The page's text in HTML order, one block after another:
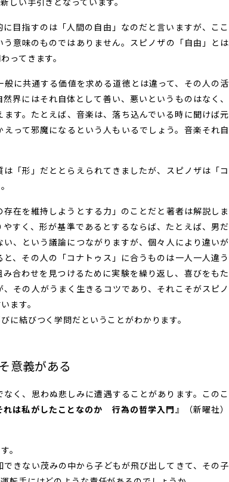
目指すのは「人間の自由」なのだと言いますが、ここ
意味のものではありません。スピノザの「自由」とは
ってきます。
に共通する価値を求める道徳とは違って、その人の活
界にはそれ自体として善い、悪いというものはなく、
す。たとえば、音楽は、落ち込んでいる時に聞けば元
って邪魔になるという人もいるでしょう。音楽それ自
「形」だととらえられてきましたが、スピノザは「コ
在を維持しようとする力」のことだと著者は解説しま
すく、形が基準であるとするならば、たとえば、男だ
、という議論につながりますが、個々人により違いが
、その人の「コナトゥス」に合うものは一人一人違う
合わせを見つけるために実験を繰り返し、喜びをもた
その人がうまく生きるコツであり、それこそがスピノ
ます。
に結びつく学問だということがわかります。
意義がある
く、思わぬ悲しみに遭遇することがあります。このこ
れは私がしたことなのか 行為の哲学入門』（新曜社）
。
きない茂みの中から子どもが飛び出してきて、その子